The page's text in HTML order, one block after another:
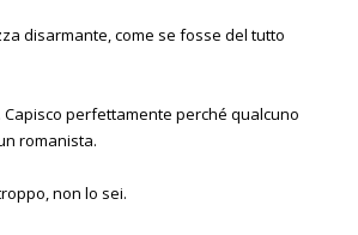
disarmante, come se fosse del tutto
Capisco perfettamente perché qualcuno
romanista.
non lo sei.